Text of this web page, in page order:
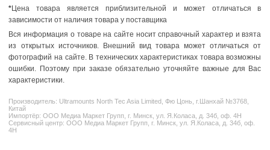
*Цена товара является приблизительной и может отличаться в
зависимости от наличия товара у поставщика
Вся информация о товаре на сайте носит справочный характер и взята
из открытых источников. Внешний вид товара может отличаться от
фотографий на сайте. В технических характеристиках товара возможны
ошибки. Поэтому при заказе обязательно уточняйте важные для Вас
характеристики.
Производитель: Ultramounts North Tec Asia Limited, Фю Цонь, г.Шанхай №3768,
Китай
Импортёр: ООО Медиа Маркет Групп, г. Минск, ул. Я.Коласа, д. 34б, оф. 4Н
Сервисный центр: ООО Медиа Маркет Групп, г. Минск, ул. Я.Коласа, д. 34б, оф.
4Н